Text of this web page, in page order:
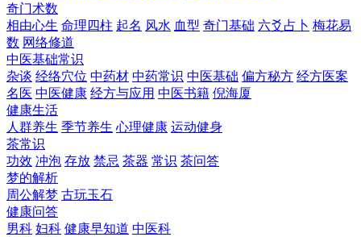
奇门术数
相由心生 命理四柱 起名 风水 血型 奇门基础 六爻占卜 梅花易
数 网络修道
中医基础常识
杂谈 经络穴位 中药材 中药常识 中医基础 偏方秘方 经方医案
名医 中医健康 经方与应用 中医书籍 倪海厦
健康生活
人群养生 季节养生 心理健康 运动健身
茶常识
功效 冲泡 存放 禁忌 茶器 常识 茶问答
梦的解析
周公解梦 古玩玉石
健康问答
男科 妇科 健康早知道 中医科